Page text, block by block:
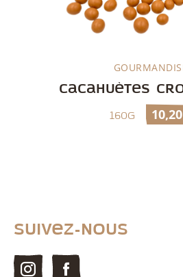
Cacahuètes
160g 10,20
Suivez-nous